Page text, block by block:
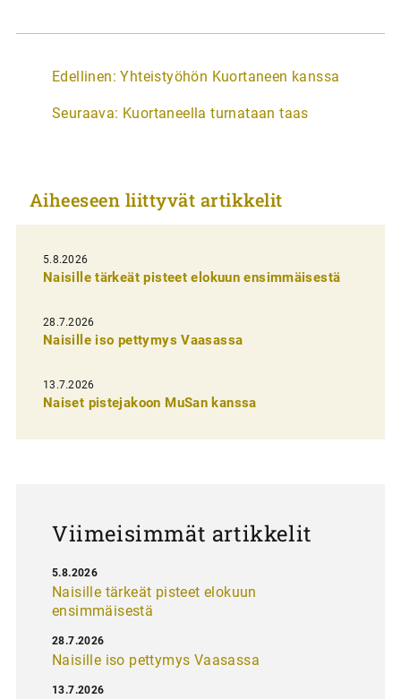
A
t
k
e
l
i
e
n
e
Edellinen: Yhteistyöhön Kuortaneen kanssa
Seuraava: Kuortaneella turnataan taas
Aiheeseen liittyvät artikkelit
5.8.2026
Naisille tärkeät pisteet elokuun ensimmäisestä
28.7.2026
Naisille iso pettymys Vaasassa
13.7.2026
Naiset pistejakoon MuSan kanssa
Viimeisimmät artikkelit
Naisille tärkeät pisteet elokuun
ensimmäisestä
5.8.2026
Naisille iso pettymys Vaasassa
28.7.2026
13.7.2026